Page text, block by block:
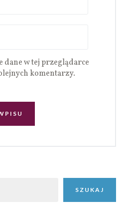
dane w tej przeglądarce
komentarzy.
SZUKAJ